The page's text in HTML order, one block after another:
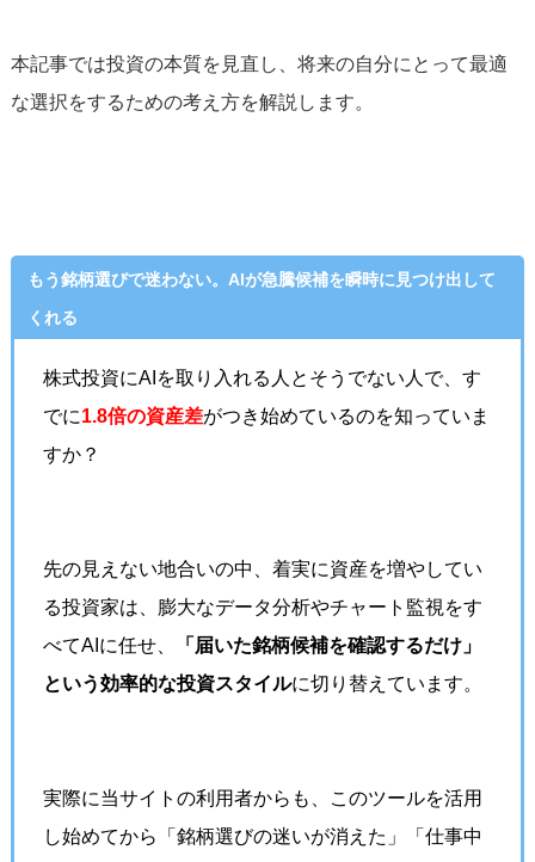
本記事では投資の本質を見直し、将来の自分にとって最適
な選択をするための考え方を解説します。
もう銘柄選びで迷わない。AIが急騰候補を瞬時に見つけ出して
くれる
株式投資にAIを取り入れる人とそうでない人で、す
でに1.8倍の資産差がつき始めているのを知っていま
すか？
先の見えない地合いの中、着実に資産を増やしてい
る投資家は、膨大なデータ分析やチャート監視をす
べてAIに任せ、
「届いた銘柄候補を確認するだけ」
という効率的な投資スタイルに切り替えています。
実際に当サイトの利用者からも、このツールを活用
し始めてから「銘柄選びの迷いが消えた」「仕事中